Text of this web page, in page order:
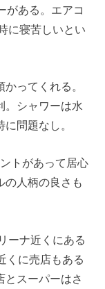
がある。エアコ
に寝苦しいとい
ってくれる。
。シャワーは水
問題なし。
トがあって居心
の人柄の良さも
ーナ近くにある
くに売店もある
とスーパーはさ